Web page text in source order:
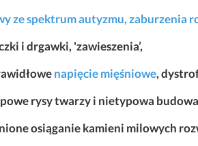
ze spektrum autyzmu,zaburzenia
i drgawki, 'zawieszenia’,
napięcie mięśniowe,
rysy twarzy i nietypowa budowa
osiąganie kamieni milowych